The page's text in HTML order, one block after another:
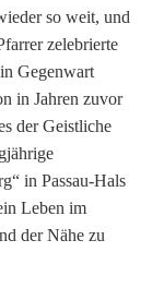
so weit, und
zelebrierte
Gegenwart
in Jahren zuvor
der Geistliche
in Passau-Hals
Leben im
der Nähe zu